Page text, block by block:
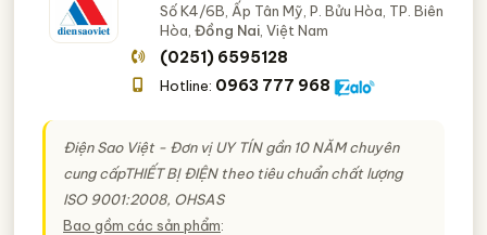
Số K4/6B, Ấp Tân Mỹ, P. Bửu Hòa, TP. Biên
Hòa,Đồng Nai , Việt Nam
(0251) 6595128
Hotline: 0963 777 968
Điện Sao Việt - Đơn vịUY TÍNgần 10 NĂM chuyên
cung cấpTHIẾT BỊ ĐIỆNtheo tiêu chuẩn chất lượng
ISO 9001:2008, OHSAS
Bao gồm các sản phẩm: